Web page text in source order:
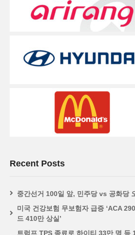
Recent Posts
중간선거 100일 앞, 민주당 vs 공화당
미국 건강보험 무보험자 급증 ‘ACA
드 410만 상실’
트럼프 TPS 종료로 하이티 33만 명 등